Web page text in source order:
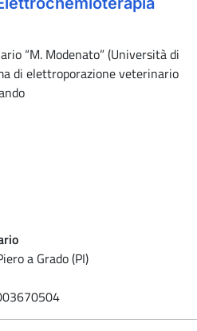
“M. Modenato” (Università di
di elettroporazione veterinario
a Grado (PI)